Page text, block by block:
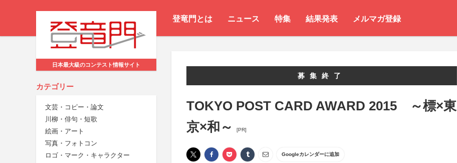
登竜門とは ニュース 特集 結果発表 メルマガ登録
日本最大級のコンテスト情報サイト
カテゴリー
文芸・コピー・論文
川柳・俳句・短歌
絵画・アート
写真・フォトコン
ロゴ・マーク・キャラクター
募集終了
TOKYO POST CARD AWARD 2015 ～標×東
京×和～
[PR]
Googleカレンダーに追加